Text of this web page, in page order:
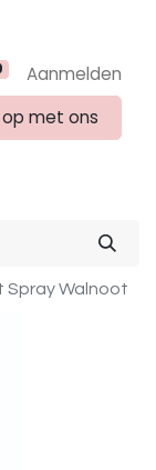
Aanmelden
met ons
Spray Walnoot